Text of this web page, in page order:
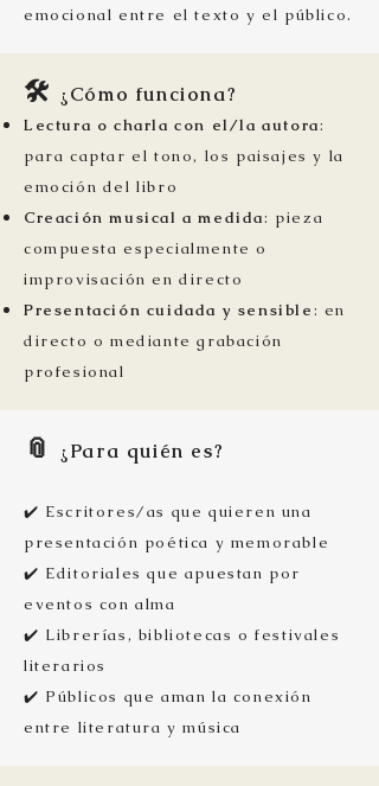
emocional entre el texto y el público.
🛠️ ¿Cómo funciona?
Lectura o charla con el/la autora:
para captar el tono, los paisajes y la
emoción del libro
Creación musical a medida: pieza
compuesta especialmente o
improvisación en directo
Presentación cuidada y sensible: en
directo o mediante grabación
profesional
📎 ¿Para quién es?
✔️ Escritores/as que quieren una
presentación poética y memorable
✔️ Editoriales que apuestan por
eventos con alma
✔️ Librerías, bibliotecas o festivales
literarios
✔️ Públicos que aman la conexión
entre literatura y música